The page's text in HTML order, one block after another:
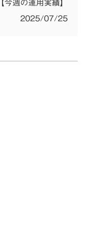
【今週の運用実績】
2025/07/25